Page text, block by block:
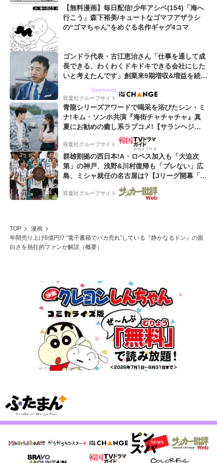
【無料漫画】毎日配信!少年アシベ(154)「海へ
行こう」森下裕美/キュートなゴマフアザラシ
の“ゴマちゃん”をめぐる名作ギャグ4コマ
ゴンドラ代表・古江恵治さん「仕事を通して成
長できる、わくわくドキドキできる会社にした
いと考えたんです」創業来9期増収&増益を続け
Sponsored
双葉社グループサイト
青龍シリーズアワードで喝采を浴びたシン・ミ
ナ!キム・ソンホ共演『海街チャチャチャ』真
夏にお勧めの癒し系ラブコメ!【サランヘジョ
双葉社グループサイト
群雄割拠の西日本!A・ロペス加入も「大迫次
第」の神戸、浅野&川村復帰も「ブレない」広
島、ミシャ就任の名古屋は?【Jリーグ開幕「初
めての秋春制」の大激論】(2)
双葉社グループサイト
TOP
漫画
年間売り上げ6億円!? “電子書籍でバカ売れ”している『静かなるドン』の面
白さを熱狂的ファンが解説（概要）